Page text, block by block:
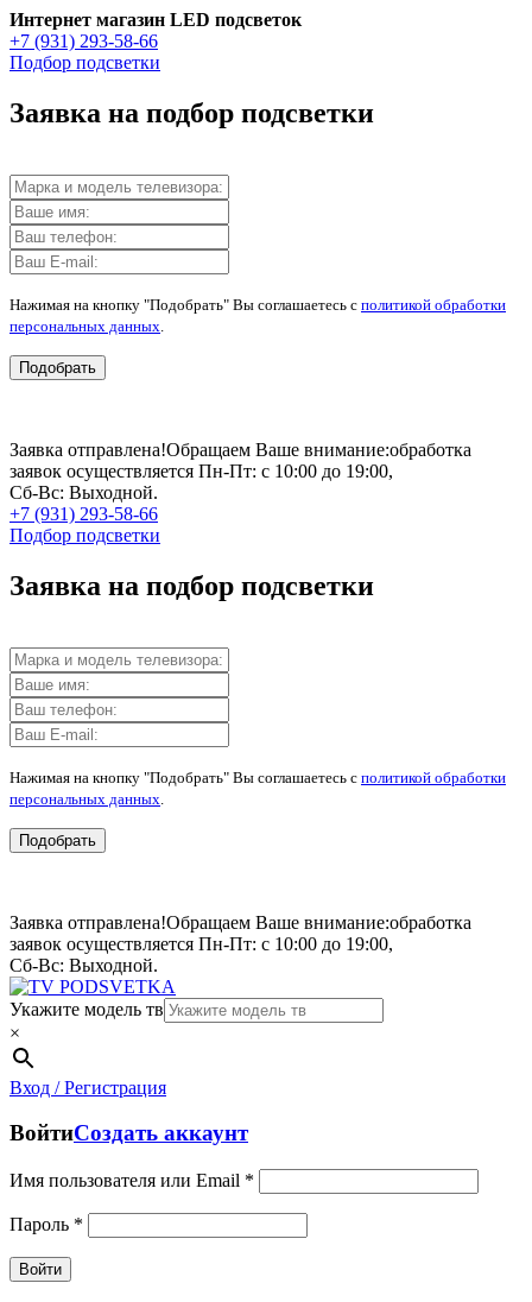
Интернет магазин LED подсветок
+7 (931) 293-58-66
Подбор подсветки
Заявка на подбор подсветки
Нажимая на кнопку "Подобрать" Вы соглашаетесь с политикой обработки
персональных данных
Подобрать
Заявка отправлена!Обращаем Ваше внимание:обработка
заявок осуществляется Пн-Пт: с 10:00 до 19:00,
Сб-Вс: Выходной.
+7 (931) 293-58-66
Подбор подсветки
Заявка на подбор подсветки
Нажимая на кнопку "Подобрать" Вы соглашаетесь с политикой обработки
персональных данных
Подобрать
Заявка отправлена!Обращаем Ваше внимание:обработка
заявок осуществляется Пн-Пт: с 10:00 до 19:00,
Сб-Вс: Выходной.
Укажите модель тв
×
Вход / Регистрация
ВойтиСоздать аккаунт
Имя пользователя или Email *
Пароль *
Войти